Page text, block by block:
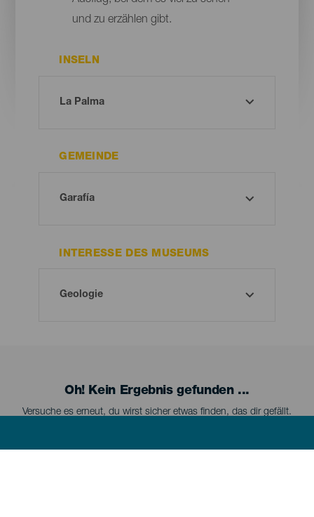
und zu erzählen gibt.
INSELN
GEMEINDE
INTERESSE DES MUSEUMS
Oh! Kein Ergebnis gefunden ...
Versuche es erneut, du wirst sicher etwas finden, das dir gefällt.